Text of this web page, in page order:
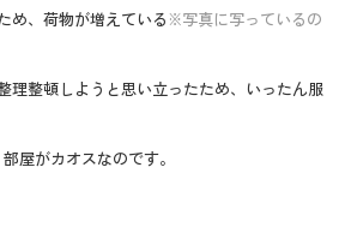
め、荷物が増えている ※写真に写っているの
理整頓しようと思い立ったため、いったん服
屋がカオスなのです。